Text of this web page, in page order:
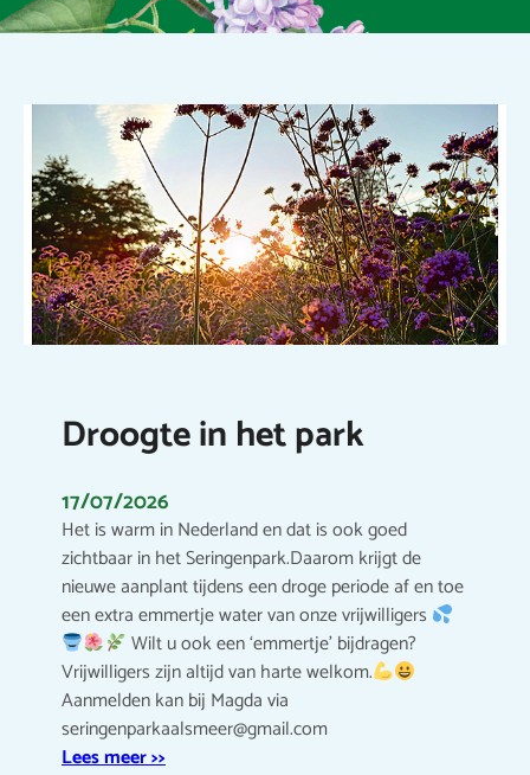
Droogte in het park
17/07/2026
Het is warm in Nederland en dat is ook goed
zichtbaar in het Seringenpark.Daarom krijgt de
nieuwe aanplant tijdens een droge periode af en toe
een extra emmertje water van onze vrijwilligers
Wilt u ook een ‘emmertje’ bijdragen?
Vrijwilligers zijn altijd van harte welkom.
Aanmelden kan bij Magda via
seringenparkaalsmeer@gmail.com
Lees meer >>